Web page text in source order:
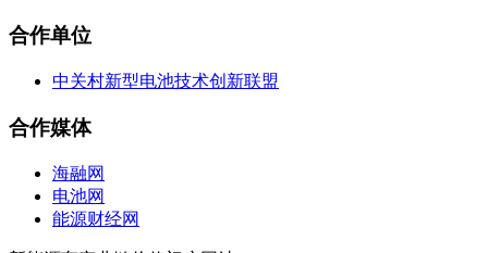
合作单位
中关村新型电池技术创新联盟
合作媒体
海融网
电池网
能源财经网